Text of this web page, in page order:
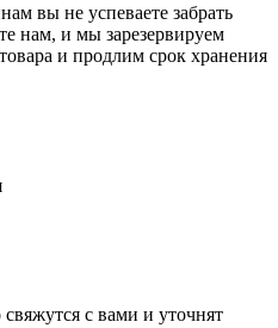
вы не успеваете забрать
нам, и мы зарезервируем
и продлим срок хранения
с вами и уточнят